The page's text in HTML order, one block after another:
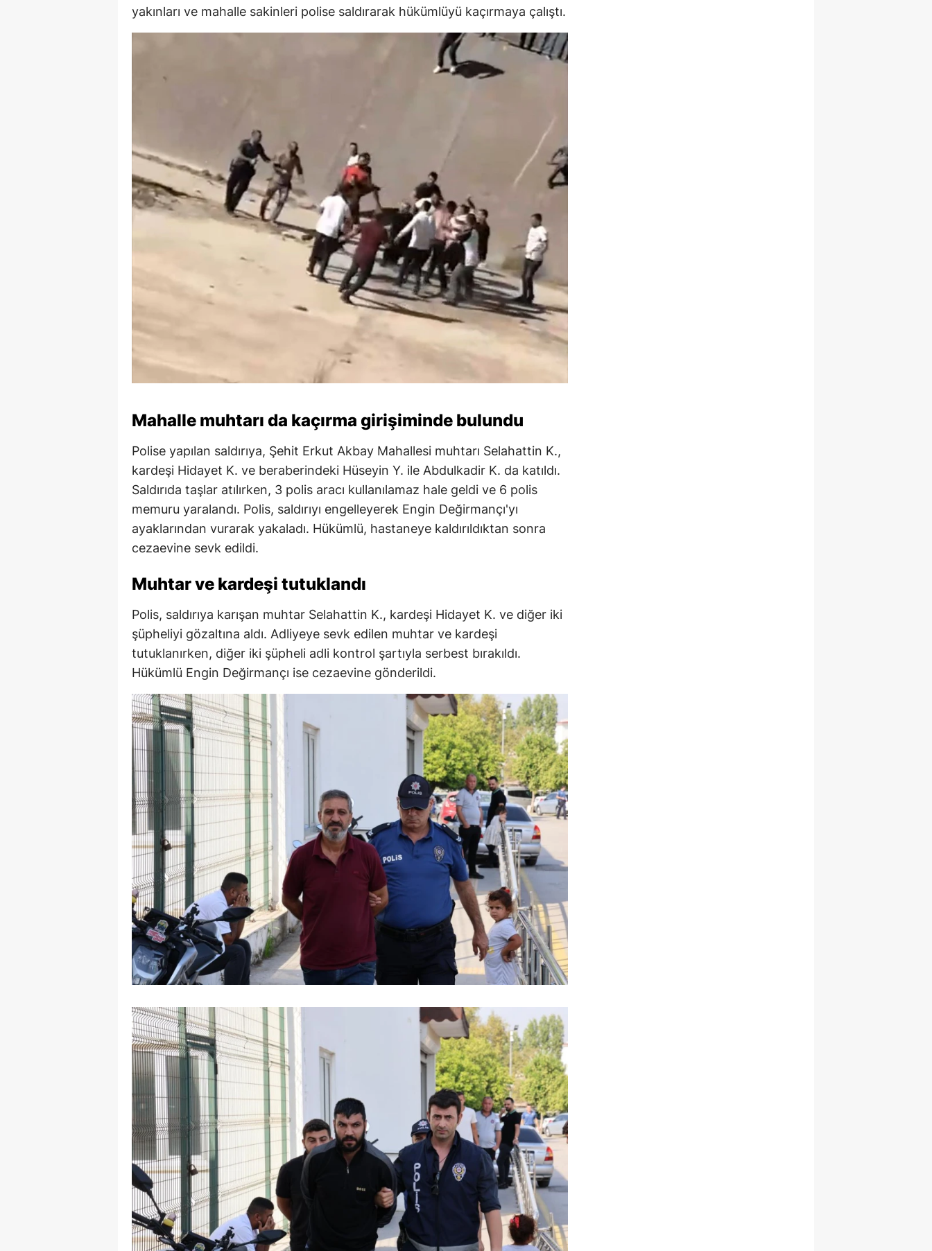
yakınları ve mahalle sakinleri polise saldırarak hükümlüyü kaçırmaya çalıştı.
Mahalle muhtarı da kaçırma girişiminde bulundu
Polise yapılan saldırıya, Şehit Erkut Akbay Mahallesi muhtarı Selahattin K.,
kardeşi Hidayet K. ve beraberindeki Hüseyin Y. ile Abdulkadir K. da katıldı.
Saldırıda taşlar atılırken, 3 polis aracı kullanılamaz hale geldi ve 6 polis
memuru yaralandı. Polis, saldırıyı engelleyerek Engin Değirmançı'yı
ayaklarından vurarak yakaladı. Hükümlü, hastaneye kaldırıldıktan sonra
cezaevine sevk edildi.
Muhtar ve kardeşi tutuklandı
Polis, saldırıya karışan muhtar Selahattin K., kardeşi Hidayet K. ve diğer iki
şüpheliyi gözaltına aldı. Adliyeye sevk edilen muhtar ve kardeşi
tutuklanırken, diğer iki şüpheli adli kontrol şartıyla serbest bırakıldı.
Hükümlü Engin Değirmançı ise cezaevine gönderildi.